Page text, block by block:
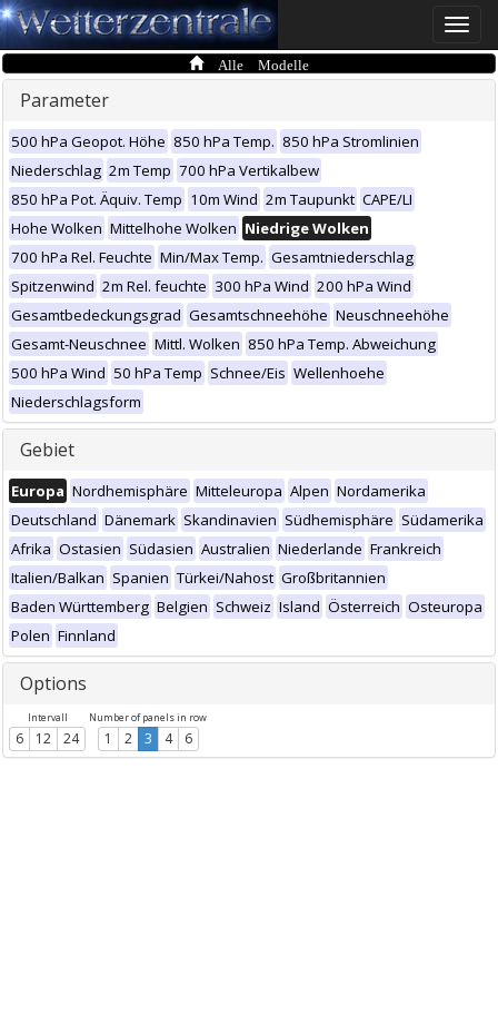
Toggle
Alle Modelle
Parameter
500 hPa Geopot. Höhe 850 hPa Temp. 850 hPa Stromlinien
Niederschlag 2m Temp 700 hPa Vertikalbew
850 hPa Pot. Äquiv. Temp 10m Wind 2m Taupunkt CAPE/LI
Hohe Wolken Mittelhohe Wolken Niedrige Wolken
700 hPa Rel. Feuchte Min/Max Temp. Gesamtniederschlag
Spitzenwind 2m Rel. feuchte 300 hPa Wind 200 hPa Wind
Gesamtbedeckungsgrad Gesamtschneehöhe Neuschneehöhe
Gesamt-Neuschnee Mittl. Wolken 850 hPa Temp. Abweichung
500 hPa Wind 50 hPa Temp Schnee/Eis Wellenhoehe
Niederschlagsform
Gebiet
Europa Nordhemisphäre Mitteleuropa Alpen Nordamerika
Deutschland Dänemark Skandinavien Südhemisphäre Südamerika
Afrika Ostasien Südasien Australien Niederlande Frankreich
Italien/Balkan Spanien Türkei/Nahost Großbritannien
Baden Württemberg Belgien Schweiz Island Österreich Osteuropa
Polen Finnland
Options
Intervall
6 12 24
Number of panels in row
1 2 3 4 6